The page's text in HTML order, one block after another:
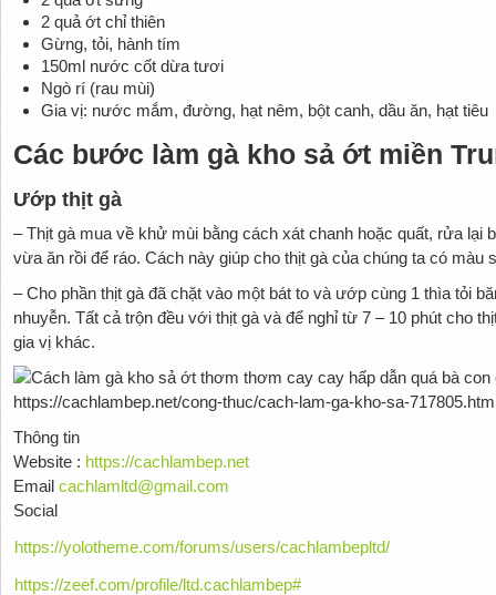
2 quả ớt chỉ thiên
Gừng, tỏi, hành tím
150ml nước cốt dừa tươi
Ngò rí (rau mùi)
Gia vị: nước mắm, đường, hạt nêm, bột canh, dầu ăn, hạt tiêu
Các bước làm gà kho sả ớt miền
Ướp thịt gà
– Thịt gà mua về khử mùi bằng cách xát chanh hoặc quất, rửa lại
vừa ăn rồi để ráo. Cách này giúp cho thịt gà của chúng ta có màu
– Cho phần thịt gà đã chặt vào một bát to và ướp cùng 1 thìa tỏi
nhuyễn. Tất cả trộn đều với thịt gà và để nghỉ từ 7 – 10 phút cho
gia vị khác.
https://cachlambep.net/cong-thuc/cach-lam-ga-kho-sa-
Thông tin
Website : https://cachlambep.net
Email cachlamltd@gmail.com
Social
https://yolotheme.com/forums/users/cachlambepltd/
https://zeef.com/profile/ltd.cachlambep#